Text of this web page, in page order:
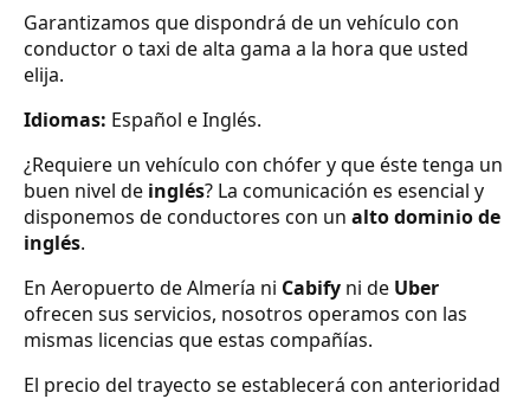
Garantizamos que dispondrá de un vehículo con
conductor o taxi de alta gama a la hora que usted
elija.
Idiomas: Español e Inglés.
¿Requiere un vehículo con chófer y que éste tenga un
buen nivel de inglés? La comunicación es esencial y
disponemos de conductores con un alto dominio de
inglés.
En Aeropuerto de Almería ni Cabify ni de Uber
ofrecen sus servicios, nosotros operamos con las
mismas licencias que estas compañías.
El precio del trayecto se establecerá con anterioridad